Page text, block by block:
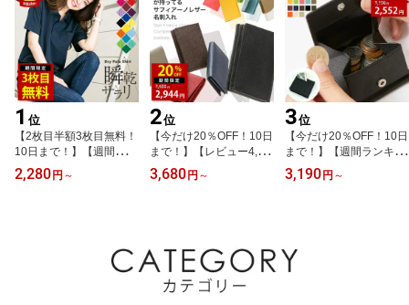
1 位
【2枚目半額3枚目無料！
10日まで！】【週間ラン
キング1位】ポロシャツ
レディース UVカット メ
介護 スポーツ ゴルフ カ
ジュアル オシャレ ネイ
2,280 円 ～
2位
【今だけ20％OFF！10日
まで！】【レビュー4,40
0件超え！圧倒的強者】
名刺入れ メンズ レディ
入れ
3,680 円 ～
3位
【今だけ20％OFF！10日
まで！】【週間ランキン
グ1位！】コインケース
小銭入れ メンズ レディ
プレゼント カードケース
ランキング かわいい
3,190 円 ～